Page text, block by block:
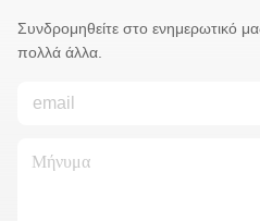
Συνδρομηθείτε στο ενημερωτικό
πολλά άλλα.